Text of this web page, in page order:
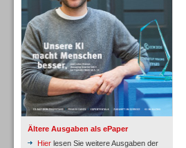
Ältere Ausgaben als ePaper
Hier lesen Sie weitere Ausgaben der